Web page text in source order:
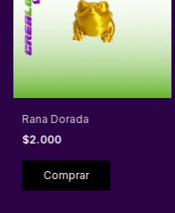
Rana Dorada
$2.000